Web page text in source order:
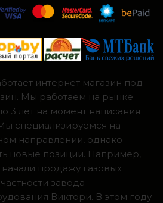
интернет магазин под
Мы работаем на рынке
3 лет на момент написания
специализируемся на
направлении, однако
новые позиции. Например,
продажу газовых
завода
Виктори. В этом году